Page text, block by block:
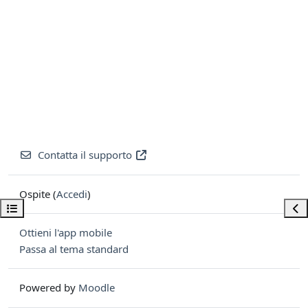
Apri indice del corso
Contatta il supporto
Ospite (Accedi)
Ottieni l'app mobile
Passa al tema standard
Powered by Moodle